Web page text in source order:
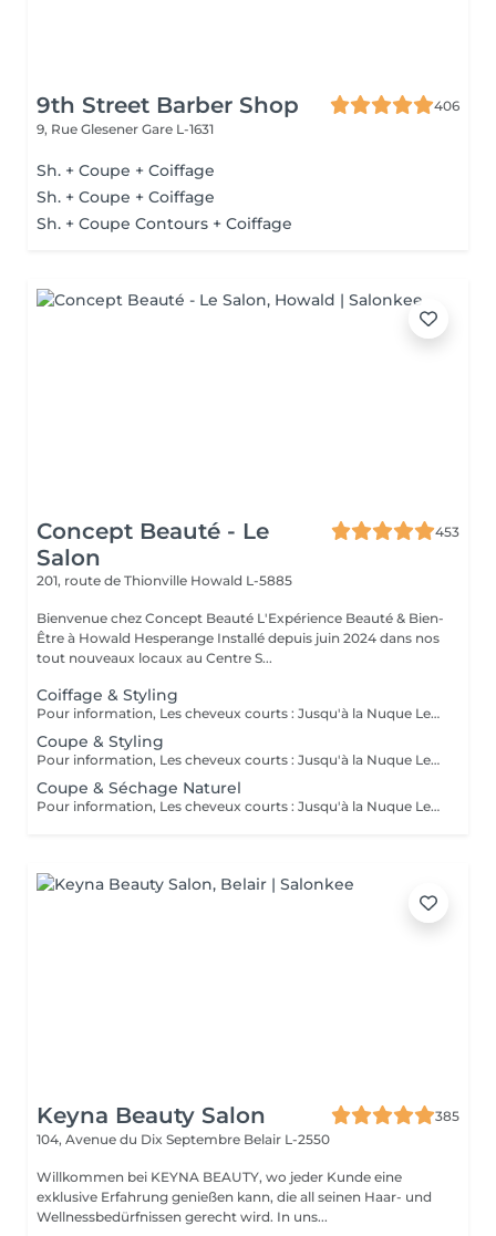
9th Street Barber Shop
406
9, Rue Glesener Gare L-1631
Sh. + Coupe + Coiffage
Sh. + Coupe + Coiffage
Sh. + Coupe Contours + Coiffage
Concept Beauté - Le
Salon
453
201, route de Thionville Howald L-5885
Bienvenue chez Concept Beauté L'Expérience Beauté & Bien-
Être à Howald Hesperange Installé depuis juin 2024 dans nos
tout nouveaux locaux au Centre S...
Coiffage & Styling
Pour information, Les cheveux courts : Jusqu'à la Nuque Les cheveux mi-longs : Jusqu'à l'épaule Les cheveux longs : En dessous de l'épaule Un supplément sera demandé pour les cheveux très longs, (jusqu'au milieu du dos)
Coupe & Styling
Pour information, Les cheveux courts : Jusqu'à la Nuque Les cheveux mi-longs : Jusqu'à l'épaule Les cheveux longs : En dessous de l'épaule Un supplément sera demandé pour les cheveux très longs, (jusqu'au milieu du dos)
Coupe & Séchage Naturel
Pour information, Les cheveux courts : Jusqu'à la Nuque Les cheveux mi-longs : Jusqu'à l'épaule Les cheveux longs : En dessous de l'épaule Un supplément sera demandé pour les cheveux très long, (jusqu'au milieu du dos)
Keyna Beauty Salon
385
104, Avenue du Dix Septembre Belair L-2550
Willkommen bei KEYNA BEAUTY, wo jeder Kunde eine
exklusive Erfahrung genießen kann, die all seinen Haar- und
Wellnessbedürfnissen gerecht wird. In uns...